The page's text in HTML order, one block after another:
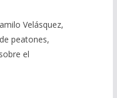
Velásquez,
peatones,
el